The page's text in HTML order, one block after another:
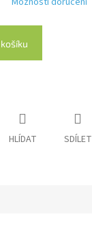
HLÍDAT SDÍLET